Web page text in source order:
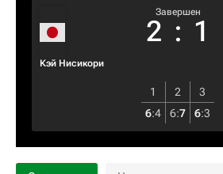
Кэй Нисикори
Завершен
2 : 1
1 2
3
6:4 6:7 6:3